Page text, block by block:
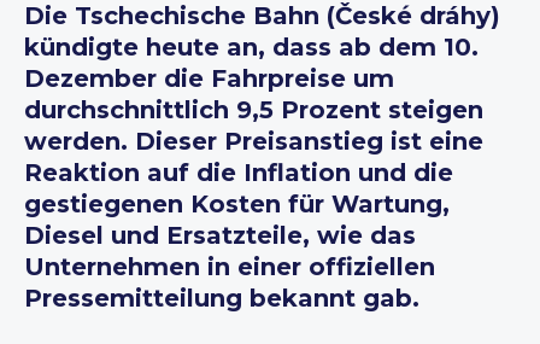
Die Tschechische Bahn (České dráhy)
kündigte heute an, dass ab dem 10.
Dezember die Fahrpreise um
durchschnittlich 9,5 Prozent steigen
werden. Dieser Preisanstieg ist eine
Reaktion auf die Inflation und die
gestiegenen Kosten für Wartung,
Diesel und Ersatzteile, wie das
Unternehmen in einer offiziellen
Pressemitteilung bekannt gab.